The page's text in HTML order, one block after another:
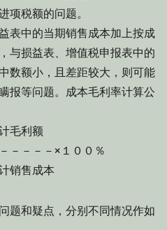
项税额的问题。
中的当期销售成本加上按成
与损益表、增值税申报表中的
数额小，且差距较大，则可能
报等问题。成本毛利率计算公
额
－－－×１００％
成本
和疑点，分别不同情况作如